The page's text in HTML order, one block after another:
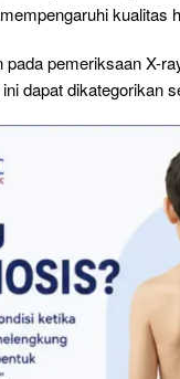
kualitas
pada pemeriksaan X-
dapat dikategorikan